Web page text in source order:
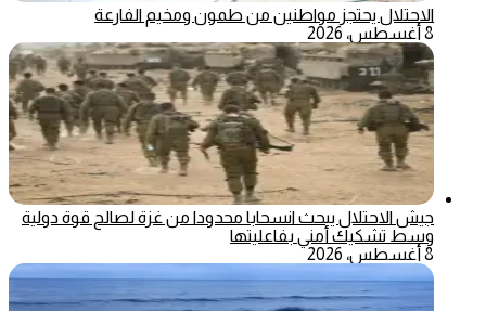
الاحتلال يحتجز مواطنين من طمون ومخيم الفارعة
8 أغسطس، 2026
جيش الاحتلال يبحث انسحابا محدودا من غزة لصالح قوة دولية
وسط تشكيك أمني بفاعليتها
8 أغسطس، 2026